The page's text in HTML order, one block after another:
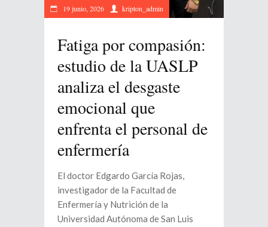
19 junio, 2026 kripton_admin
Fatiga por compasión:
estudio de la UASLP
analiza el desgaste
emocional que
enfrenta el personal de
enfermería
El doctor Edgardo García Rojas,
investigador de la Facultad de
Enfermería y Nutrición de la
Universidad Autónoma de San Luis